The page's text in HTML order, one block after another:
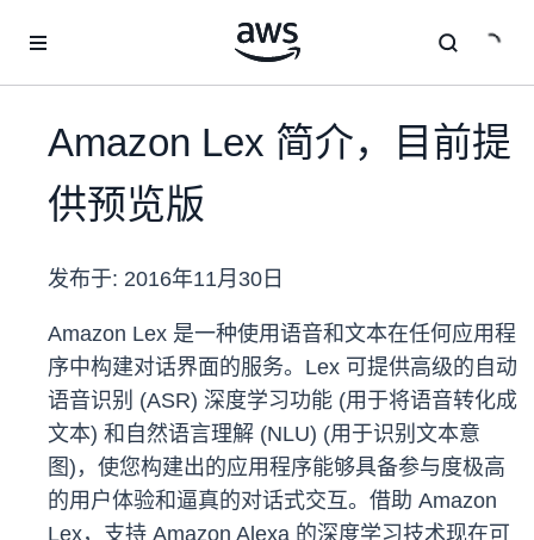
Amazon Lex 简介，目前提
供预览版
发布于: 2016年11月30日
Amazon Lex 是一种使用语音和文本在任何应用程
序中构建对话界面的服务。Lex 可提供高级的自动
语音识别 (ASR) 深度学习功能 (用于将语音转化成
文本) 和自然语言理解 (NLU) (用于识别文本意
图)，使您构建出的应用程序能够具备参与度极高
的用户体验和逼真的对话式交互。借助 Amazon
Lex，支持 Amazon Alexa 的深度学习技术现在可